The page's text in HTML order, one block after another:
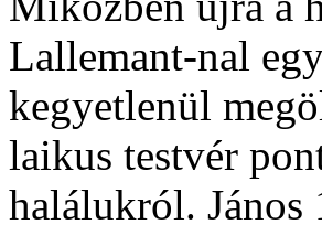
Lallemant-nal
kegyetlenül
laikus testvér
halálukról. János